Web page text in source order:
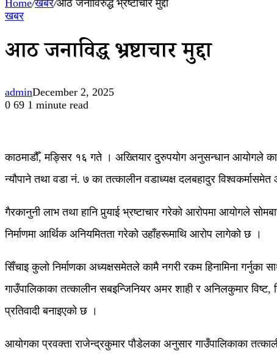
Home/खबर/आठ जनाविरुद्ध भ्रष्टाचार मुद्दा
खबर
आठ जनाविरुद्ध भ्रष्टाचार मुद्दा
adminDecember 2, 2025
0 69 1 minute read
काठमाडौँ, मङ्सिर १६ गते । अख्तियार दुरुपयोग अनुसन्धान आयोगले
न्यौपाने तथा वडा नं. ७ का तत्कालीन वडाध्यक्ष दलबहादुर विश्वकर्मासमेत
गैरकानुनी लाभ तथा हानि पुर्‍याई भ्रष्टाचार गरेको आरोपमा आयोगले
निर्माणमा आर्थिक अनियमितता गरेको उहाँहरूमाथि आरोप लागेको छ ।
सिँचाइ कुलो निर्माणका अध्यक्षसमेतले कामै नगरी रकम हिनामिना
गाउँपालिकाका तत्कालीन सबइन्जिनियर अमर शाही र अनिलकुमार विष्ट,
प्रतिवादी बनाइएको छ ।
आयोगका प्रवक्ता राजेन्द्रकुमार पौडेलका अनुसार गाउँपालिकाका